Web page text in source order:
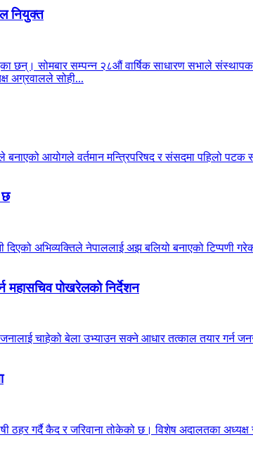
नियुक्त
सोमबार सम्पन्न २८औं वार्षिक साधारण सभाले संस्थापक
अग्रवालले सोही...
बनाएको आयोगले वर्तमान मन्त्रिपरिषद र संसदमा
छ
दिएको अभिव्यक्तिले नेपाललाई अझ बलियो बनाएको
महासचिव पोखरेलको निर्देशन
चाहेको बेला उभ्याउन सक्ने आधार तत्काल तयार गर्न
ठहर गर्दै कैद र जरिवाना तोकेको छ। विशेष अदालतका